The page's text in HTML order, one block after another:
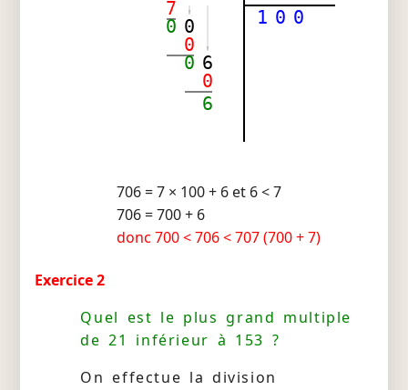
1 0 0
7
0
0
0
6
0
0
6
706 = 7 × 100 + 6 et 6 < 7
706 = 700 + 6
donc 700 < 706 < 707 (700 + 7)
Exercice 2
Quel est le plus grand multiple
de 21 inférieur à 153 ?
On effectue la division